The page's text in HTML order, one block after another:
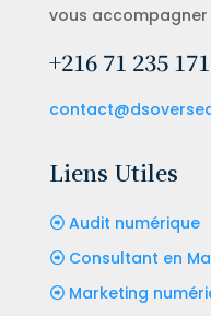
vous
+216 71 235 171
Liens Utiles
Audit numérique
Consultant en
Marketing